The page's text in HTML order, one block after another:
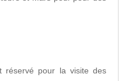
réservé pour la visite des